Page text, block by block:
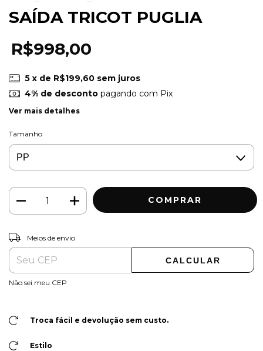
SAÍDA TRICOT PUGLIA
R$998,00
5 x de R$199,60 sem juros
4% de descontopagando com Pix
Ver mais detalhes
Tamanho
Entregas para o CEP:
Meios de envio
CALCULAR
Não sei meu CEP
Troca fácil e devolução sem custo.
Estilo